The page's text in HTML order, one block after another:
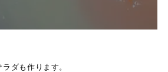
ダも作ります。